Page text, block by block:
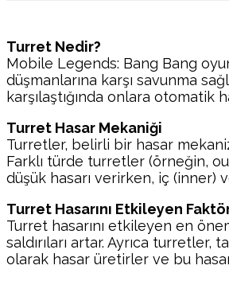
Turret Nedir?
Mobile Legends: Bang Bang
düşmanlarına karşı savunma
karşılaştığında onlara otomatik
Turret Hasar Mekaniği
Turretler, belirli bir hasar
Farklı türde turretler (örneğin,
düşük hasarı verirken, iç (inner)
Turret Hasarını Etkileyen
Turret hasarını etkileyen en
saldırıları artar. Ayrıca
olarak hasar üretirler ve bu